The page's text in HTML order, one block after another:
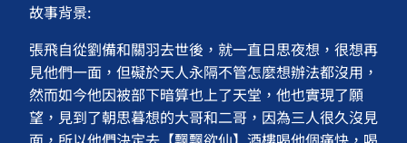
故事背景:
張飛自從劉備和關羽去世後，就一直日思夜想，很想再
見他們一面，但礙於天人永隔不管怎麼想辦法都沒用，
然而如今他因被部下暗算也上了天堂，他也實現了願
望，見到了朝思暮想的大哥和二哥，因為三人很久沒見